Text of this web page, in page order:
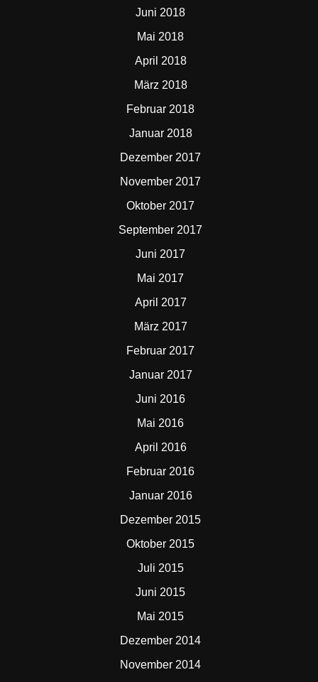
Juni 2018
Mai 2018
April 2018
März 2018
Februar 2018
Januar 2018
Dezember 2017
November 2017
Oktober 2017
September 2017
Juni 2017
Mai 2017
April 2017
März 2017
Februar 2017
Januar 2017
Juni 2016
Mai 2016
April 2016
Februar 2016
Januar 2016
Dezember 2015
Oktober 2015
Juli 2015
Juni 2015
Mai 2015
Dezember 2014
November 2014